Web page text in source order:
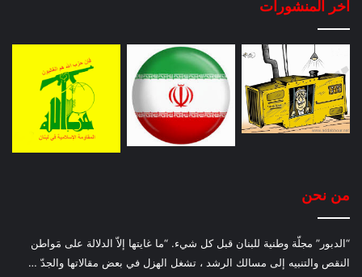
اخر المنشورات
من نحن
“الدبور” مجلّة وطنية للبنان قبل كل شيء. “ما غايتها إلاّ الدلالة على مَواطن
النقص والتنبيه إلى مسالك الرشد ، تشغل الهزل في بعض مقالاتها والجدّ …